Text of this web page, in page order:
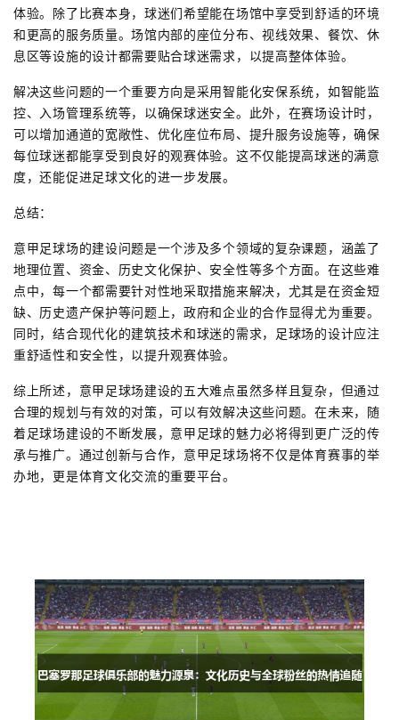
体验。除了比赛本身，球迷们希望能在场馆中享受到舒适的环境
和更高的服务质量。场馆内部的座位分布、视线效果、餐饮、休
息区等设施的设计都需要贴合球迷需求，以提高整体体验。
解决这些问题的一个重要方向是采用智能化安保系统，如智能监
控、入场管理系统等，以确保球迷安全。此外，在赛场设计时，
可以增加通道的宽敞性、优化座位布局、提升服务设施等，确保
每位球迷都能享受到良好的观赛体验。这不仅能提高球迷的满意
度，还能促进足球文化的进一步发展。
总结：
意甲足球场的建设问题是一个涉及多个领域的复杂课题，涵盖了
地理位置、资金、历史文化保护、安全性等多个方面。在这些难
点中，每一个都需要针对性地采取措施来解决，尤其是在资金短
缺、历史遗产保护等问题上，政府和企业的合作显得尤为重要。
同时，结合现代化的建筑技术和球迷的需求，足球场的设计应注
重舒适性和安全性，以提升观赛体验。
综上所述，意甲足球场建设的五大难点虽然多样且复杂，但通过
合理的规划与有效的对策，可以有效解决这些问题。在未来，随
着足球场建设的不断发展，意甲足球的魅力必将得到更广泛的传
承与推广。通过创新与合作，意甲足球场将不仅是体育赛事的举
办地，更是体育文化交流的重要平台。